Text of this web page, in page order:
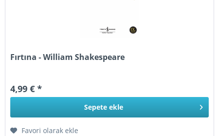
Fırtına - William Shakespeare
4,99 € *
Sepete ekle
Favori olarak ekle